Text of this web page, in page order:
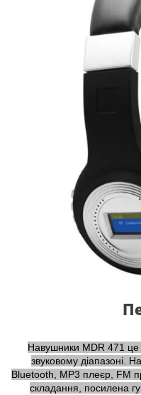
Навушники MDR 471 це
звуковому діапазоні.
Bluetooth, MP3 плеєр, FM
складання, посилена